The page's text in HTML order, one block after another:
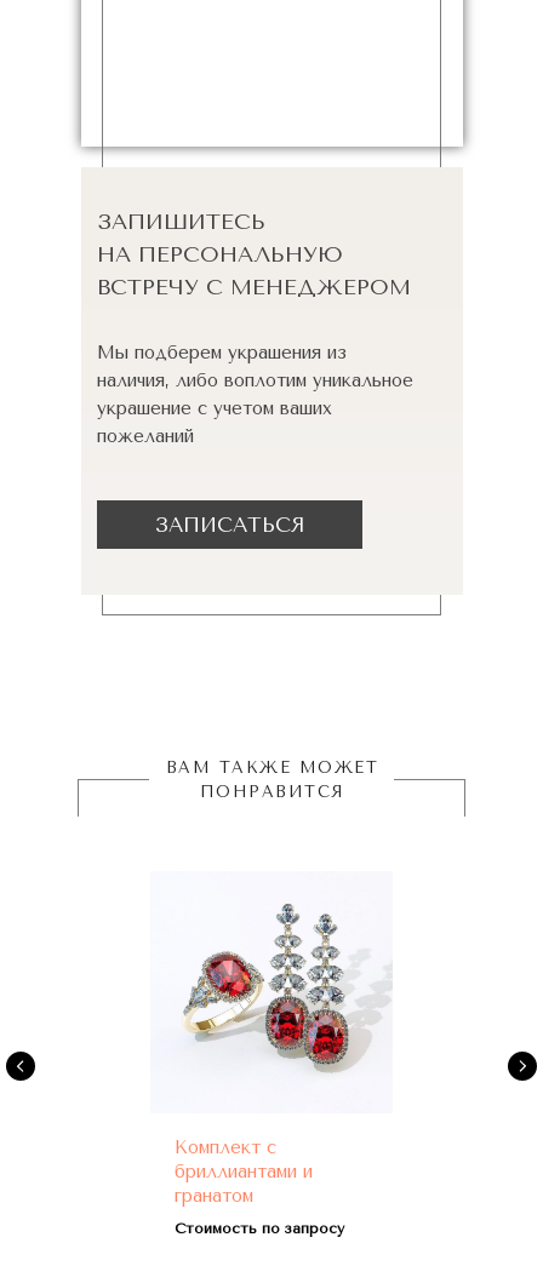
ЗАПИШИТЕСЬ
НА ПЕРСОНАЛЬНУЮ
ВСТРЕЧУ С МЕНЕДЖЕРОМ
Мы подберем украшения из
наличия, либо воплотим уникальное
украшение с учетом ваших
пожеланий
ЗАПИСАТЬСЯ
ВАМ ТАКЖЕ МОЖЕТ
ПОНРАВИТСЯ
Комплект с
бриллиантами и
гранатом
Стоимость по запросу